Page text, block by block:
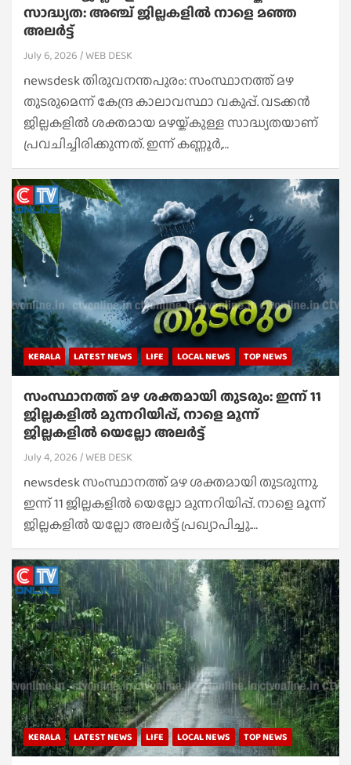
സാദ്ധ്യത: അഞ്ച് ജില്ലകളിൽ നാളെ മഞ്ഞ
അലർട്ട്
July 6, 2026 WEB DESK
newsdesk തിരുവനന്തപുരം: സംസ്ഥാനത്ത് മഴ
തുടരുമെന്ന് കേന്ദ്ര കാലാവസ്ഥാ വകുപ്പ്. വടക്കൻ
ജില്ലകളിൽ ശക്തമായ മഴയ്ക്കുള്ള സാദ്ധ്യതയാണ്
പ്രവചിച്ചിരിക്കുന്നത്. ഇന്ന് കണ്ണൂർ,…
KERALA LATEST NEWS LIFE LOCAL NEWS TOP NEWS
സംസ്ഥാനത്ത് മഴ ശക്തമായി തുടരും: ഇന്ന് 11
ജില്ലകളിൽ മുന്നറിയിപ്പ്, നാളെ മൂന്ന്
ജില്ലകളിൽ യെല്ലോ അലർട്ട്
July 4, 2026 WEB DESK
newsdesk സംസ്ഥാനത്ത് മഴ ശക്തമായി തുടരുന്നു.
ഇന്ന് 11 ജില്ലകളിൽ യെല്ലോ മുന്നറിയിപ്പ്. നാളെ മൂന്ന്
ജില്ലകളിൽ യല്ലോ അലർട്ട് പ്രഖ്യാപിച്ചു.…
KERALA LATEST NEWS LIFE LOCAL NEWS TOP NEWS